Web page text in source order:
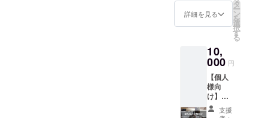
同じと
なりま
きまし
た支援
金を順
位賞な
どの賞
金・賞
品に利
力費600
円(支援
ム手数
料228円
税82円
＝5,910
円がご
負担額
作成、
スタッ
加者に
メール
で配
信） ・
大会
ホーム
ページ
詳細を見る
タ
ー
ン
を
選
択
す
る
10,
000 円
【個人
様向
け】
10,000
円 ・お
支援